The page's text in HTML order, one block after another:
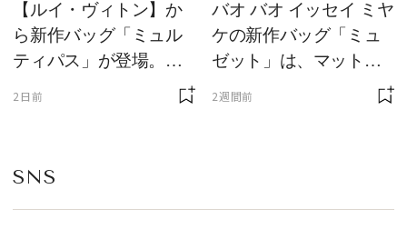
【ルイ・ヴィトン】か
ら新作バッグ「ミュル
ティパス」が登場。ミ
ニサイズもラインナッ
2日前
バオ バオ イッセイ ミヤ
ケの新作バッグ「ミュ
ゼット」は、マットな
2週間前
SNS